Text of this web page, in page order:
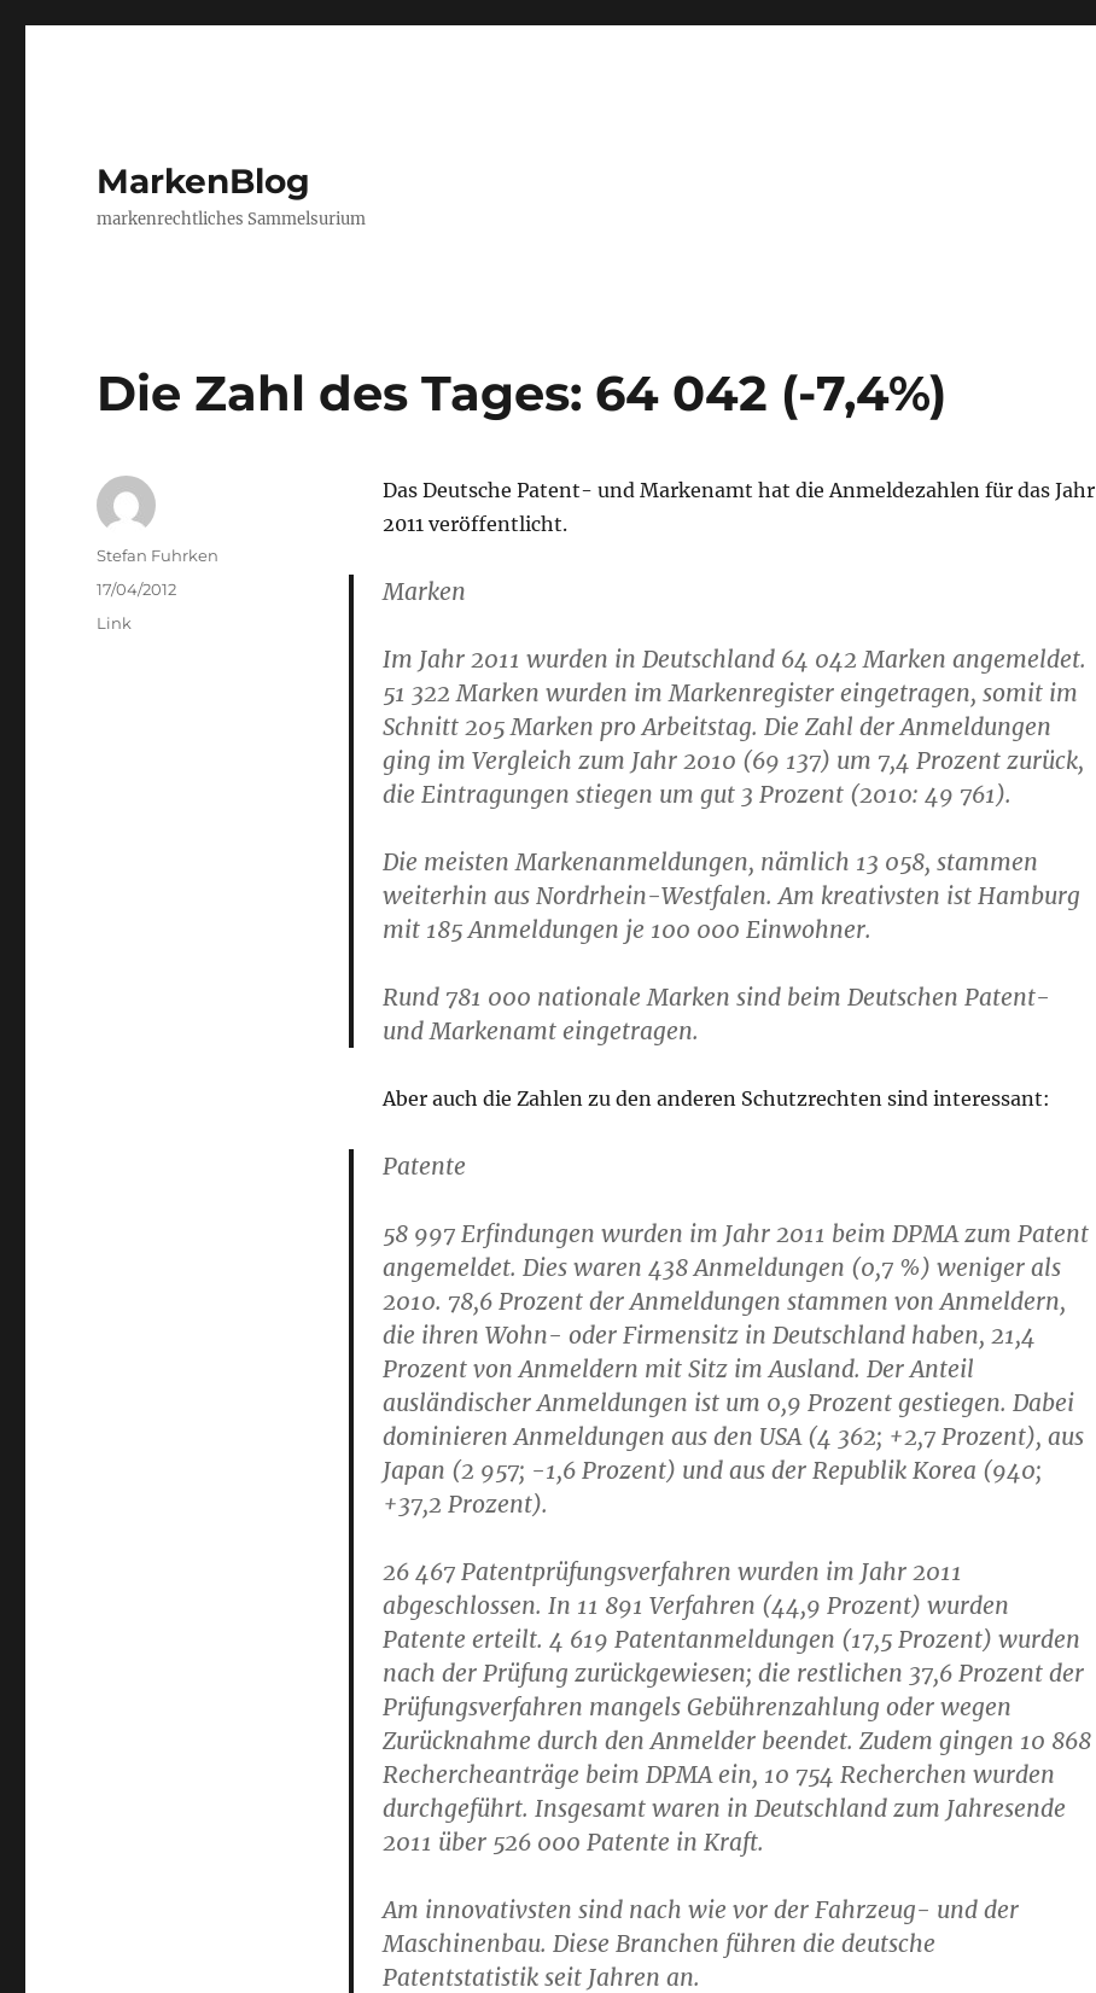
MarkenBlog
markenrechtliches Sammelsurium
Die Zahl des Tages: 64 042 (-7,4%)
Das Deutsche Patent- und Markenamt hat die Anmeldezahlen für das Jahr
2011 veröffentlicht.
Marken
Im Jahr 2011 wurden in Deutschland 64 042 Marken angemeldet.
51 322 Marken wurden im Markenregister eingetragen, somit im
Schnitt 205 Marken pro Arbeitstag. Die Zahl der Anmeldungen
ging im Vergleich zum Jahr 2010 (69 137) um 7,4 Prozent zurück,
die Eintragungen stiegen um gut 3 Prozent (2010: 49 761).
Die meisten Markenanmeldungen, nämlich 13 058, stammen
weiterhin aus Nordrhein-Westfalen. Am kreativsten ist Hamburg
mit 185 Anmeldungen je 100 000 Einwohner.
Rund 781 000 nationale Marken sind beim Deutschen Patent-
und Markenamt eingetragen.
Aber auch die Zahlen zu den anderen Schutzrechten sind interessant:
Patente
58 997 Erfindungen wurden im Jahr 2011 beim DPMA zum Patent
angemeldet. Dies waren 438 Anmeldungen (0,7 %) weniger als
2010. 78,6 Prozent der Anmeldungen stammen von Anmeldern,
die ihren Wohn- oder Firmensitz in Deutschland haben, 21,4
Prozent von Anmeldern mit Sitz im Ausland. Der Anteil
ausländischer Anmeldungen ist um 0,9 Prozent gestiegen. Dabei
dominieren Anmeldungen aus den USA (4 362; +2,7 Prozent), aus
Japan (2 957; -1,6 Prozent) und aus der Republik Korea (940;
+37,2 Prozent).
26 467 Patentprüfungsverfahren wurden im Jahr 2011
abgeschlossen. In 11 891 Verfahren (44,9 Prozent) wurden
Patente erteilt. 4 619 Patentanmeldungen (17,5 Prozent) wurden
nach der Prüfung zurückgewiesen; die restlichen 37,6 Prozent der
Prüfungsverfahren mangels Gebührenzahlung oder wegen
Zurücknahme durch den Anmelder beendet. Zudem gingen 10 868
Rechercheanträge beim DPMA ein, 10 754 Recherchen wurden
durchgeführt. Insgesamt waren in Deutschland zum Jahresende
2011 über 526 000 Patente in Kraft.
Am innovativsten sind nach wie vor der Fahrzeug- und der
Maschinenbau. Diese Branchen führen die deutsche
Patentstatistik seit Jahren an.
Author
Stefan Fuhrken
Posted
on
17/04/2012
Categories
Link